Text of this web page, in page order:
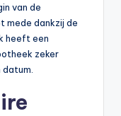
van de
mede dankzij de
heeft een
zeker